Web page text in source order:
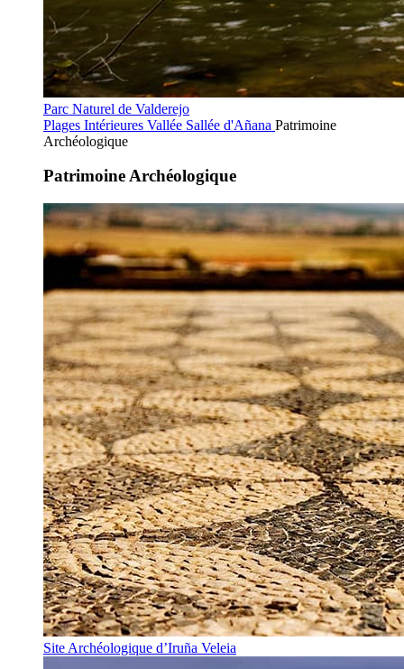
Parc Naturel de Valderejo
Plages Intérieures Vallée Sallée d'Añana Patrimoine
Archéologique
Patrimoine Archéologique
Site Archéologique d’Iruña Veleia